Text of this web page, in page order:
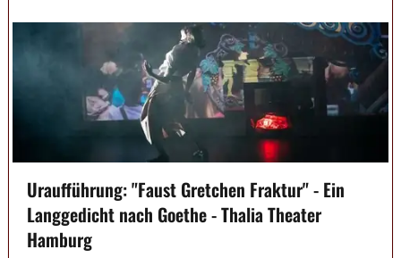
Uraufführung: "Faust Gretchen Fraktur" - Ein
Langgedicht nach Goethe - Thalia Theater
Hamburg